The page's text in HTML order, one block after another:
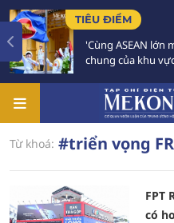
TIÊU ĐIỂM
'Cùng ASEAN lớn
chung của khu vực
Từ khoá: #triển vọng
FPT
có